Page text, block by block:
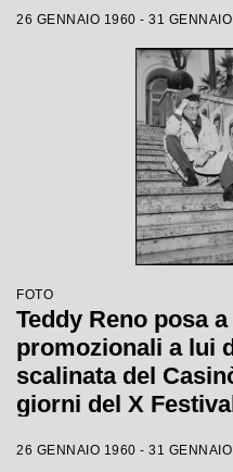
26 GENNAIO 1960 - 31
FOTO
Teddy Reno posa
promozionali a lui
scalinata del
giorni del X
26 GENNAIO 1960 - 31